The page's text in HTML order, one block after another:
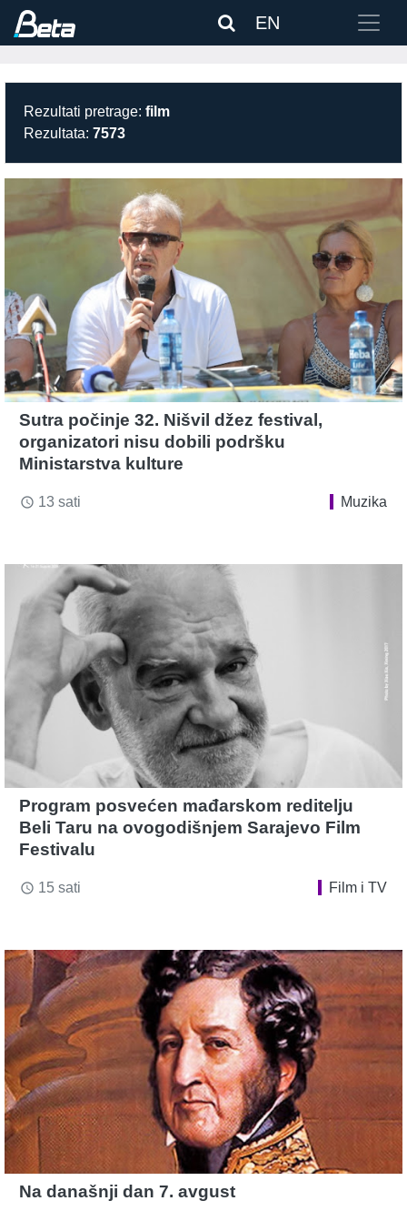
EN
Rezultati pretrage: film
Rezultata: 7573
Sutra počinje 32. Nišvil džez festival,
organizatori nisu dobili podršku
Ministarstva kulture
access_time 13 sati Muzika
Program posvećen mađarskom reditelju
Beli Taru na ovogodišnjem Sarajevo Film
Festivalu
access_time 15 sati Film i TV
Na današnji dan 7. avgust